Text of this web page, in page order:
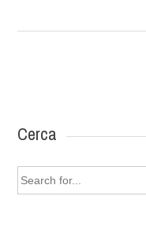
Cerca
Search
for: